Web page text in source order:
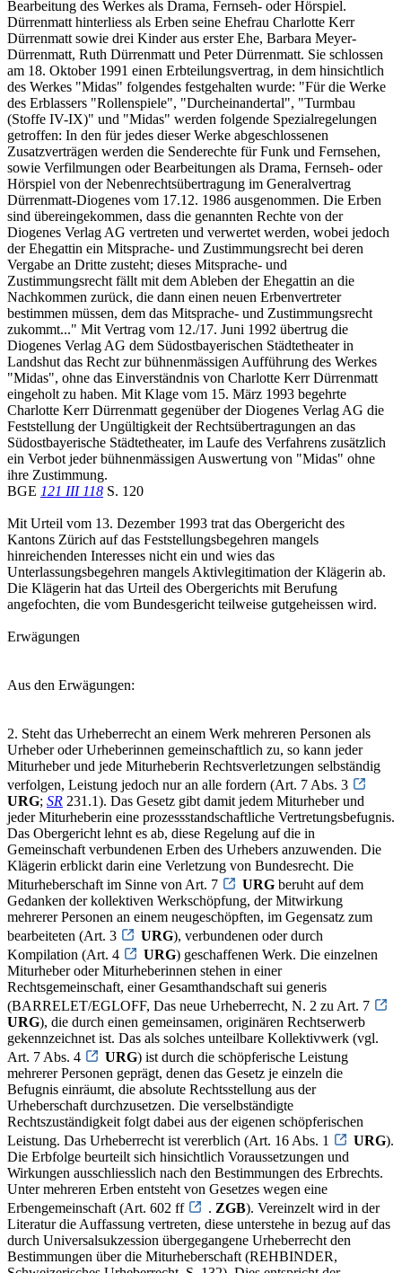
Bearbeitung des Werkes als Drama, Fernseh- oder Hörspiel.
Dürrenmatt hinterliess als Erben seine Ehefrau Charlotte Kerr
Dürrenmatt sowie drei Kinder aus erster Ehe, Barbara Meyer-
Dürrenmatt, Ruth Dürrenmatt und Peter Dürrenmatt. Sie schlossen
am 18. Oktober 1991 einen Erbteilungsvertrag, in dem hinsichtlich
des Werkes "Midas" folgendes festgehalten wurde: "Für die Werke
des Erblassers "Rollenspiele", "Durcheinandertal", "Turmbau
(Stoffe IV-IX)" und "Midas" werden folgende Spezialregelungen
getroffen: In den für jedes dieser Werke abgeschlossenen
Zusatzverträgen werden die Senderechte für Funk und Fernsehen,
sowie Verfilmungen oder Bearbeitungen als Drama, Fernseh- oder
Hörspiel von der Nebenrechtsübertragung im Generalvertrag
Dürrenmatt-Diogenes vom 17.12. 1986 ausgenommen. Die Erben
sind übereingekommen, dass die genannten Rechte von der
Diogenes Verlag AG vertreten und verwertet werden, wobei jedoch
der Ehegattin ein Mitsprache- und Zustimmungsrecht bei deren
Vergabe an Dritte zusteht; dieses Mitsprache- und
Zustimmungsrecht fällt mit dem Ableben der Ehegattin an die
Nachkommen zurück, die dann einen neuen Erbenvertreter
bestimmen müssen, dem das Mitsprache- und Zustimmungsrecht
zukommt..." Mit Vertrag vom 12./17. Juni 1992 übertrug die
Diogenes Verlag AG dem Südostbayerischen Städtetheater in
Landshut das Recht zur bühnenmässigen Aufführung des Werkes
"Midas", ohne das Einverständnis von Charlotte Kerr Dürrenmatt
eingeholt zu haben. Mit Klage vom 15. März 1993 begehrte
Charlotte Kerr Dürrenmatt gegenüber der Diogenes Verlag AG die
Feststellung der Ungültigkeit der Rechtsübertragungen an das
Südostbayerische Städtetheater, im Laufe des Verfahrens zusätzlich
ein Verbot jeder bühnenmässigen Auswertung von "Midas" ohne
ihre Zustimmung.
BGE 121 III 118 S. 120
Mit Urteil vom 13. Dezember 1993 trat das Obergericht des
Kantons Zürich auf das Feststellungsbegehren mangels
hinreichenden Interesses nicht ein und wies das
Unterlassungsbegehren mangels Aktivlegitimation der Klägerin ab.
Die Klägerin hat das Urteil des Obergerichts mit Berufung
angefochten, die vom Bundesgericht teilweise gutgeheissen wird.
Erwägungen
Aus den Erwägungen:
2. Steht das Urheberrecht an einem Werk mehreren Personen als
Urheber oder Urheberinnen gemeinschaftlich zu, so kann jeder
Miturheber und jede Miturheberin Rechtsverletzungen selbständig
verfolgen, Leistung jedoch nur an alle fordern (Art. 7 Abs. 3
URG; SR 231.1). Das Gesetz gibt damit jedem Miturheber und
jeder Miturheberin eine prozessstandschaftliche Vertretungsbefugnis.
Das Obergericht lehnt es ab, diese Regelung auf die in
Gemeinschaft verbundenen Erben des Urhebers anzuwenden. Die
Klägerin erblickt darin eine Verletzung von Bundesrecht. Die
Miturheberschaft im Sinne von Art. 7
URG beruht auf dem
Gedanken der kollektiven Werkschöpfung, der Mitwirkung
mehrerer Personen an einem neugeschöpften, im Gegensatz zum
bearbeiteten (Art. 3
URG), verbundenen oder durch
Kompilation (Art. 4
URG) geschaffenen Werk. Die einzelnen
Miturheber oder Miturheberinnen stehen in einer
Rechtsgemeinschaft, einer Gesamthandschaft sui generis
(BARRELET/EGLOFF, Das neue Urheberrecht, N. 2 zu Art. 7
URG), die durch einen gemeinsamen, originären Rechtserwerb
gekennzeichnet ist. Das als solches unteilbare Kollektivwerk (vgl.
Art. 7 Abs. 4
URG) ist durch die schöpferische Leistung
mehrerer Personen geprägt, denen das Gesetz je einzeln die
Befugnis einräumt, die absolute Rechtsstellung aus der
Urheberschaft durchzusetzen. Die verselbständigte
Rechtszuständigkeit folgt dabei aus der eigenen schöpferischen
Leistung. Das Urheberrecht ist vererblich (Art. 16 Abs. 1
URG).
Die Erbfolge beurteilt sich hinsichtlich Voraussetzungen und
Wirkungen ausschliesslich nach den Bestimmungen des Erbrechts.
Unter mehreren Erben entsteht von Gesetzes wegen eine
Erbengemeinschaft (Art. 602 ff
. ZGB). Vereinzelt wird in der
Literatur die Auffassung vertreten, diese unterstehe in bezug auf das
durch Universalsukzession übergegangene Urheberrecht den
Bestimmungen über die Miturheberschaft (REHBINDER,